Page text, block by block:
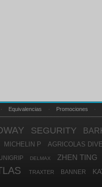
· Equivalencias · Promociones ·
SEGURITY
MICHELIN P AGRICOLAS
DELMAX ZHEN TING
TRAXTER BANNER